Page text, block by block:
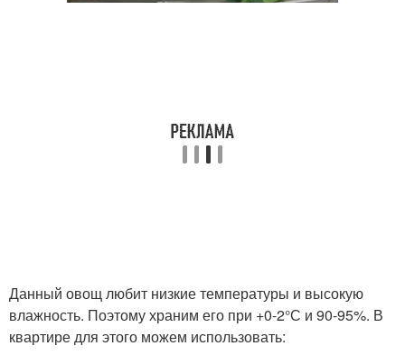
Данный овощ любит низкие температуры и высокую
влажность. Поэтому храним его при +0-2°С и 90-95%. В
квартире для этого можем использовать: